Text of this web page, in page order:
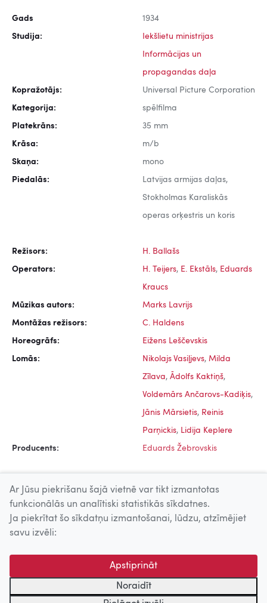
Gads 1934
Studija: Iekšlietu ministrijas
Informācijas un
propagandas daļa
Kopražotājs: Universal Picture Corporation
Kategorija: spēlfilma
Platekrāns: 35 mm
Krāsa: m/b
Skaņa: mono
Piedalās: Latvijas armijas daļas,
Stokholmas Karaliskās
operas orķestris un koris
Režisors: H. Ballašs
Operators: H. Teijers, E. Ekstāls, Eduards
Kraucs
Mūzikas autors: Marks Lavrijs
Montāžas režisors: C. Haldens
Horeogrāfs: Eižens Leščevskis
Lomās: Nikolajs Vasiļjevs, Milda
Zīlava, Ādolfs Kaktiņš,
Voldemārs Ančarovs-Kadiķis,
Jānis Mārsietis, Reinis
Parņickis, Lidija Keplere
Producents: Eduards Žebrovskis
Uz augšu
© 2026 Nacionālais Kino centrs, Kultūras informācijas sistēmu
centrs. Sadarbības partneris: Latvijas Valsts
kinofotofonodokumentu arhīvs.
Ar Jūsu piekrišanu šajā vietnē var tikt izmantotas
funkcionālās un analītiski statistikās sīkdatnes.
Ja piekrītat šo sīkdatņu izmantošanai, lūdzu, atzīmējiet
savu izvēli:
Apstiprināt
Noraidīt